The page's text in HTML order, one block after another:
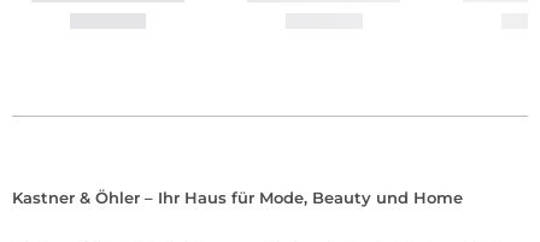
Kastner & Öhler – Ihr Haus für Mode, Beauty und Home